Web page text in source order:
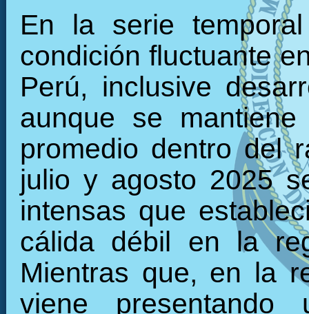
En la serie
condición fluctuante
Perú, inclusive
aunque se
promedio dentro del
julio y agosto 2025
intensas que
cálida débil en la
Mientras que, en la
viene